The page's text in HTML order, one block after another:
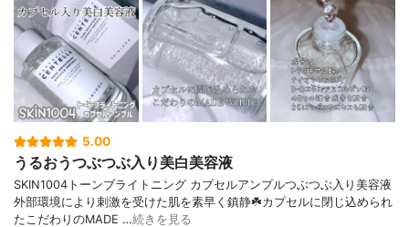
5.00
うるおうつぶつぶ入り美白美容液
SKIN1004トーンブライトニング カプセルアンプルつぶつぶ入り美容液
外部環境により刺激を受けた肌を素早く鎮静☘️カプセルに閉じ込められ
たこだわりのMADE …続きを見る